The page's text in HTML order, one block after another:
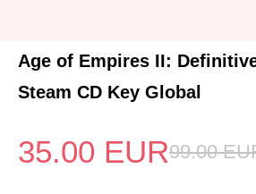
Age of Empires II:
Steam CD Key Global
35.00 EUR99.00